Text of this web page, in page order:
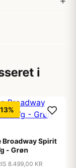
i
Broadway Spirit
- Grøn
8.499,00 KR